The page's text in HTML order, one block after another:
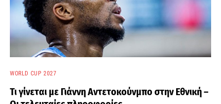
WORLD CUP 2027
Τι γίνεται με Γιάννη Αντετοκούνμπο στην Εθνική –